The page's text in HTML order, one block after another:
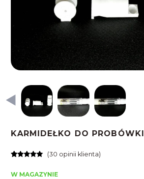
KARMIDEŁKO DO PROBÓWKI
na
(30 opinii klienta)
W MAGAZYNIE